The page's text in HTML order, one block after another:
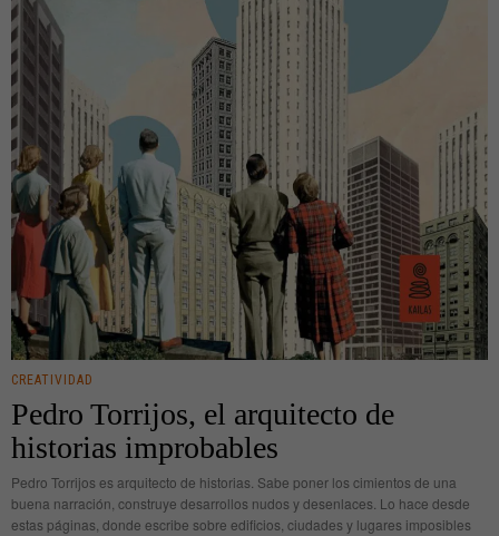
CREATIVIDAD
Pedro Torrijos, el arquitecto de
historias improbables
Pedro Torrijos es arquitecto de historias. Sabe poner los cimientos de una
buena narración, construye desarrollos nudos y desenlaces. Lo hace desde
estas páginas, donde escribe sobre edificios, ciudades y lugares imposibles